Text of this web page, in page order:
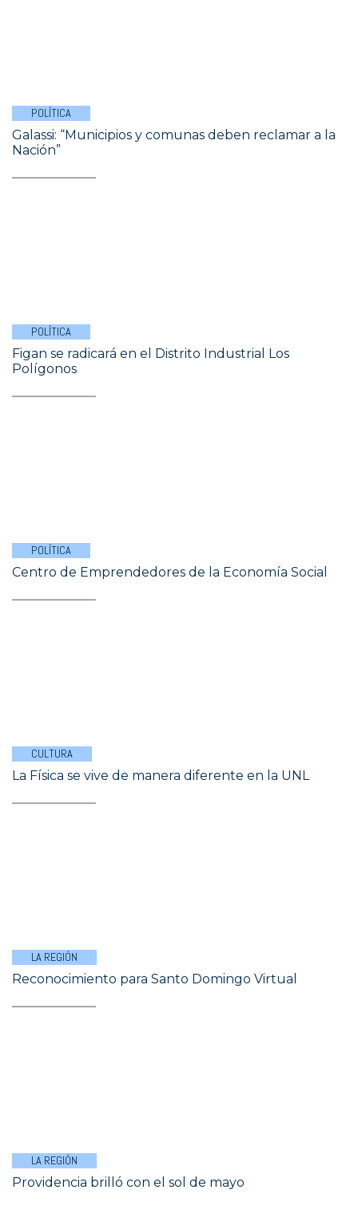
POLÍTICA
Galassi: “Municipios y comunas deben reclamar a la
Nación”
POLÍTICA
Figan se radicará en el Distrito Industrial Los
Polígonos
POLÍTICA
Centro de Emprendedores de la Economía Social
CULTURA
La Física se vive de manera diferente en la UNL
LA REGIÓN
Reconocimiento para Santo Domingo Virtual
LA REGIÓN
Providencia brilló con el sol de mayo